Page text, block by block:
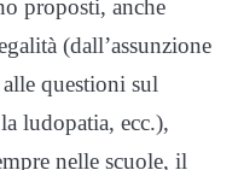
proposti, anche
(dall’assunzione
questioni sul
ludopatia, ecc.),
nelle scuole, il